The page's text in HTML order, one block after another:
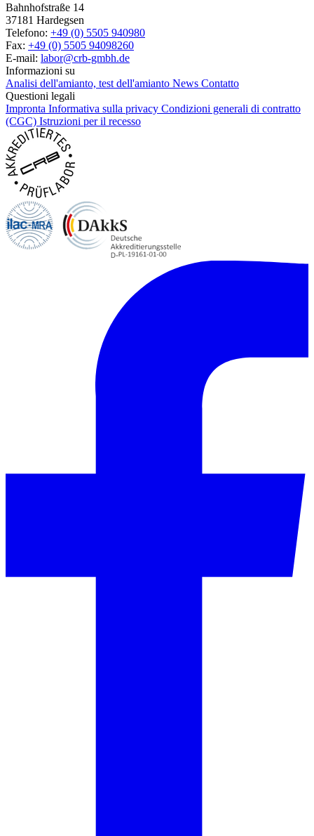
Bahnhofstraße 14
37181 Hardegsen
Telefono: +49 (0) 5505 940980
Fax: +49 (0) 5505 94098260
E-mail: labor@crb-gmbh.de
Informazioni su
Analisi dell'amianto, test dell'amianto News Contatto
Questioni legali
Impronta Informativa sulla privacy Condizioni generali di contratto
(CGC) Istruzioni per il recesso